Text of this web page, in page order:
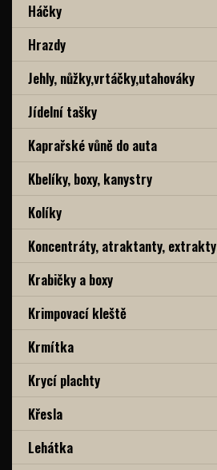
Háčky
Hrazdy
Jehly, nůžky,vrtáčky,utahováky
Jídelní tašky
Kaprařské vůně do auta
Kbelíky, boxy, kanystry
Kolíky
Koncentráty, atraktanty, extrakty
Krabičky a boxy
Krimpovací kleště
Krmítka
Krycí plachty
Křesla
Lehátka